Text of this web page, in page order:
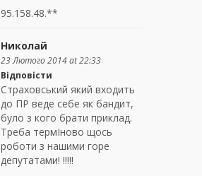
95.158.48.**
Николай
23 Лютого 2014 at 22:33
Відповісти
Страховський який входить
до ПР веде себе як бандит,
було з кого брати приклад.
Треба термIново щось
роботи з нашими горе
депутатами! !!!!!